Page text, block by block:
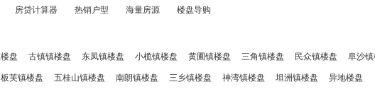
房贷计算器 热销户型 海量房源 楼盘导购
盘 古镇镇楼盘 东凤镇楼盘 小榄镇楼盘 黄圃镇楼盘 三角镇楼盘 民众镇楼盘 阜沙镇
板芙镇楼盘 五桂山镇楼盘 南朗镇楼盘 三乡镇楼盘 神湾镇楼盘 坦洲镇楼盘 异地楼盘